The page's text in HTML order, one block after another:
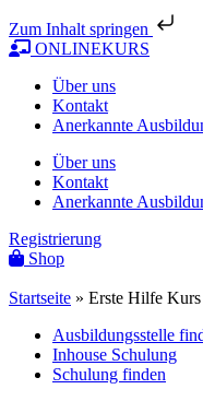
Zum Inhalt springen
ONLINEKURS
Über uns
Kontakt
Anerkannte
Über uns
Kontakt
Anerkannte
Registrierung
Shop
Startseite » Erste Hilfe
Ausbildungsstelle
Inhouse Schulung
Schulung finden